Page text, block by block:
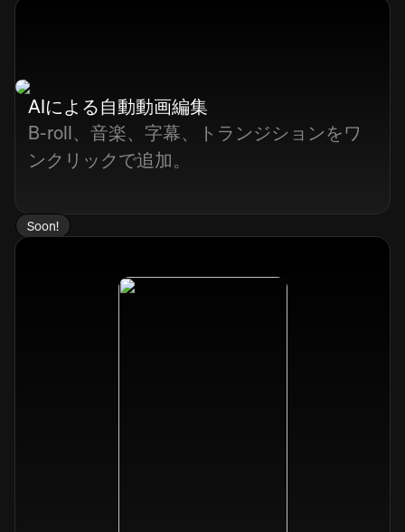
AIによる自動動画編集
B-roll、音楽、字幕、トランジションをワ
ンクリックで追加。
Soon!